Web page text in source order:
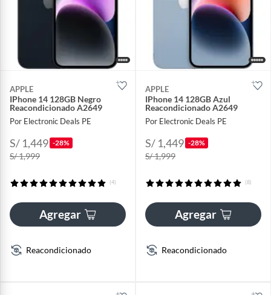
APPLE
IPhone 14 128GB Negro
Reacondicionado A2649
Por Electronic Deals PE
S/ 1,449 -28%
S/ 1,999
(4)
Agregar
Reacondicionado
APPLE
IPhone 14 128GB Azul
Reacondicionado A2649
Por Electronic Deals PE
S/ 1,449 -28%
S/ 1,999
(8)
Agregar
Reacondicionado